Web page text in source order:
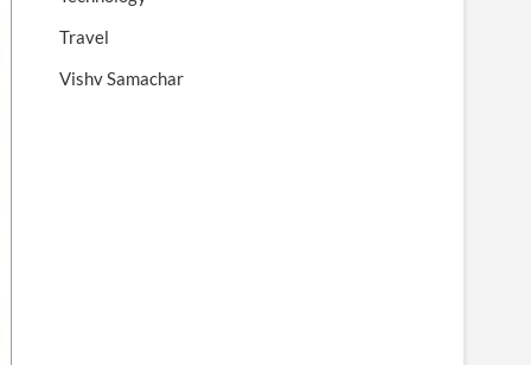
Travel
Vishv Samachar